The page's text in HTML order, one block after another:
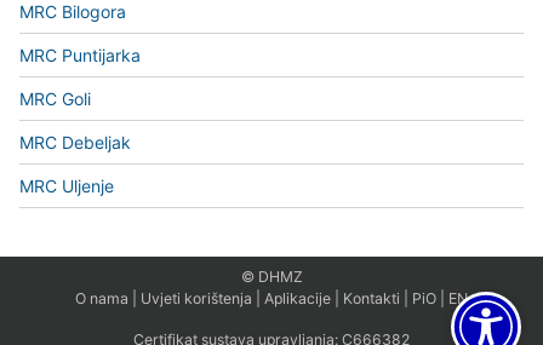
MRC Bilogora
MRC Puntijarka
MRC Goli
MRC Debeljak
MRC Uljenje
© DHMZ
O nama
Uvjeti korištenja Aplikacije Kontakti PiO EN
Certifikat sustava upravljanja: C666382